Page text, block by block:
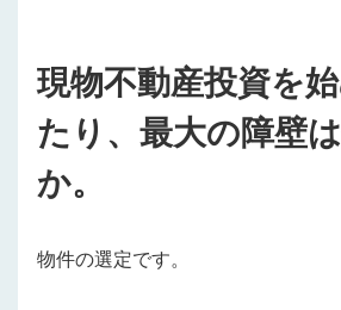
現物不動産投資を
たり、最大の障壁
か。
物件の選定です。